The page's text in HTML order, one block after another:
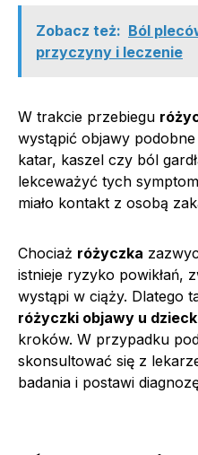
Zobacz też: Ból
przyczyny i leczenie
W trakcie przebiegu
wystąpić objawy
katar, kaszel czy ból
lekceważyć tych
miało kontakt z osobą
Chociaż różyczka
istnieje ryzyko powikłań,
wystąpi w ciąży. Dlatego
różyczki objawy u
kroków. W przypadku
skonsultować się z
badania i postawi